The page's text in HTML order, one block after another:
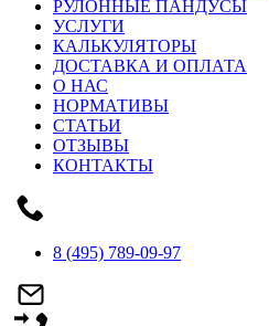
РУЛОННЫЕ ПАНДУСЫ
УСЛУГИ
КАЛЬКУЛЯТОРЫ
ДОСТАВКА И ОПЛАТА
О НАС
НОРМАТИВЫ
СТАТЬИ
ОТЗЫВЫ
КОНТАКТЫ
8 (495) 789-09-97